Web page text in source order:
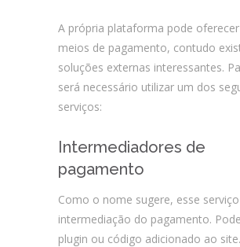
A própria plataforma pode
meios de pagamento, contudo
soluções externas interessantes.
será necessário utilizar um dos
serviços:
Intermediadores de
pagamento
Como o nome sugere, esse
intermediação do pagamento.
plugin ou código adicionado ao